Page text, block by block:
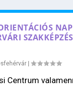
|
Centrum